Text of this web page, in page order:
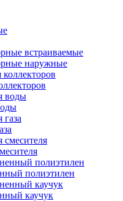
встраиваемые
наружные
полиэтилен
каучук